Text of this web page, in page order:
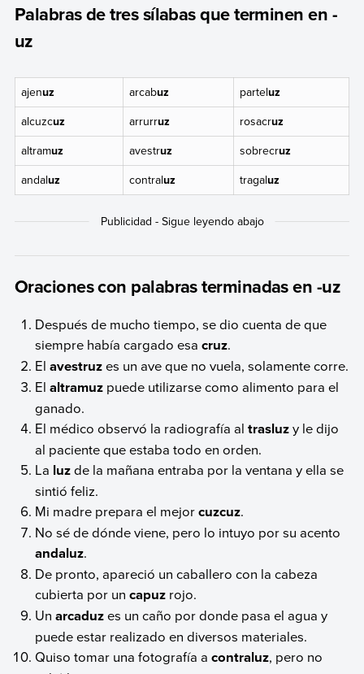
Palabras de tres sílabas que terminen en -
uz
ajenuz arcabuz parteluz
alcuzcuz arrurruz rosacruz
altramuz avestruz sobrecruz
andaluz contraluz tragaluz
Oraciones con palabras terminadas en -uz
Después de mucho tiempo, se dio cuenta de que
siempre había cargado esacruz.
Elavestruzes un ave que no vuela, solamente corre.
Elaltramuz puede utilizarse como alimento para el
ganado.
El médico observó la radiografía altrasluzy le dijo
al paciente que estaba todo en orden.
La luzde la mañana entraba por la ventana y ella se
sintió feliz.
Mi madre prepara el mejorcuzcuz.
No sé de dónde viene, pero lo intuyo por su acento
andaluz.
De pronto, apareció un caballero con la cabeza
cubierta por uncapuz rojo.
Unarcaduzes un caño por donde pasa el agua y
puede estar realizado en diversos materiales.
Quiso tomar una fotografía acontraluz, pero no